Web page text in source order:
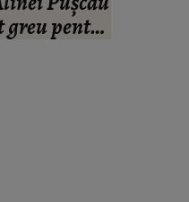
greu pentru